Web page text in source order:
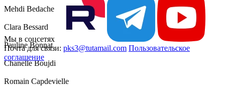
Mehdi Bedache
Clara Bessard
Pauline Bonnat
Chanelle Boujdi
Romain Capdevielle
Мы в соцсетях
Почта для связи: pks3@tutamail.com Пользовательское
соглашение